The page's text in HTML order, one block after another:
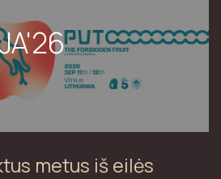
metus iš eilės